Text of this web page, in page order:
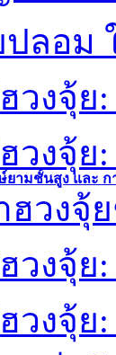
ยามชั้นสูง และ
ปลอม
วงจุ้ย:
งจุ้ย:
ฮวงจุ้
วงจุ้ย:
วงจุ้ย